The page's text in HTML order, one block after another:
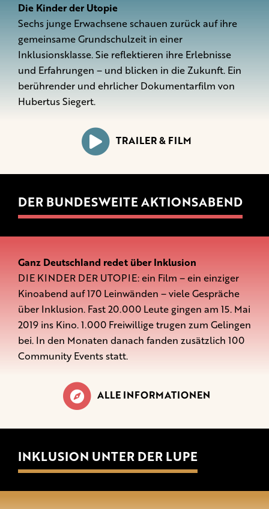
Die Kinder der Utopie
Sechs junge Erwachsene schauen zurück auf ihre
gemeinsame Grundschulzeit in einer
Inklusionsklasse. Sie reflektieren ihre Erlebnisse
und Erfahrungen – und blicken in die Zukunft. Ein
berührender und ehrlicher Dokumentarfilm von
Hubertus Siegert.
TRAILER & FILM
DER BUNDESWEITE AKTIONSABEND
Ganz Deutschland redet über Inklusion
DIE KINDER DER UTOPIE: ein Film – ein einziger
Kinoabend auf 170 Leinwänden – viele Gespräche
über Inklusion. Fast 20.000 Leute gingen am 15. Mai
2019 ins Kino. 1.000 Freiwillige trugen zum Gelingen
bei. In den Monaten danach fanden zusätzlich 100
Community Events statt.
ALLE INFORMATIONEN
INKLUSION UNTER DER LUPE